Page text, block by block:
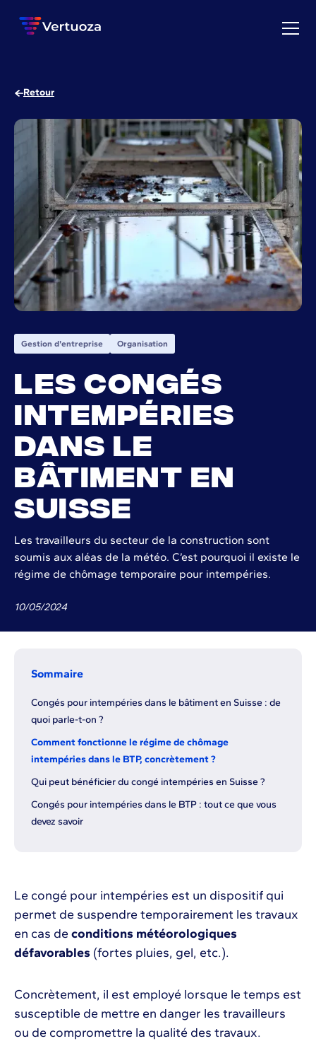
Retour
Gestion d'entreprise Organisation
Les congés
intempéries
dans le
bâtiment en
Suisse
Les travailleurs du secteur de la construction sont
soumis aux aléas de la météo. C’est pourquoi il existe le
régime de chômage temporaire pour intempéries.
10/05/2024
Sommaire
Congés pour intempéries dans le bâtiment en Suisse : de
quoi parle-t-on ?
Comment fonctionne le régime de chômage
intempéries dans le BTP, concrètement ?
Qui peut bénéficier du congé intempéries en Suisse ?
Congés pour intempéries dans le BTP : tout ce que vous
devez savoir
Le congé pour intempéries est un dispositif qui
permet de suspendre temporairement les travaux
en cas de conditions météorologiques
défavorables (fortes pluies, gel, etc.).
Concrètement, il est employé lorsque le temps est
susceptible de mettre en danger les travailleurs
ou de compromettre la qualité des travaux.